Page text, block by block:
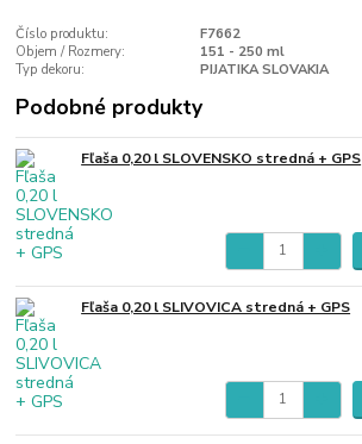
Číslo produktu:
F7662
Objem / Rozmery:
151 - 250 ml
Typ dekoru:
PIJATIKA SLOVAKIA
Podobné produkty
Fľaša 0,20 l SLOVENSKO stredná + GPS
Fľaša 0,20 l SLIVOVICA stredná + GPS